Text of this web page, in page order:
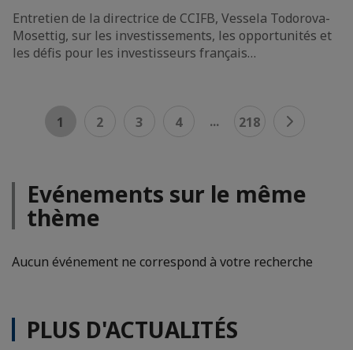
Entretien de la directrice de CCIFB, Vessela Todorova-
Mosettig, sur les investissements, les opportunités et
les défis pour les investisseurs français…
1 2 3 4 ... 218
Evénements sur le même
thème
Aucun événement ne correspond à votre recherche
PLUS D'ACTUALITÉS